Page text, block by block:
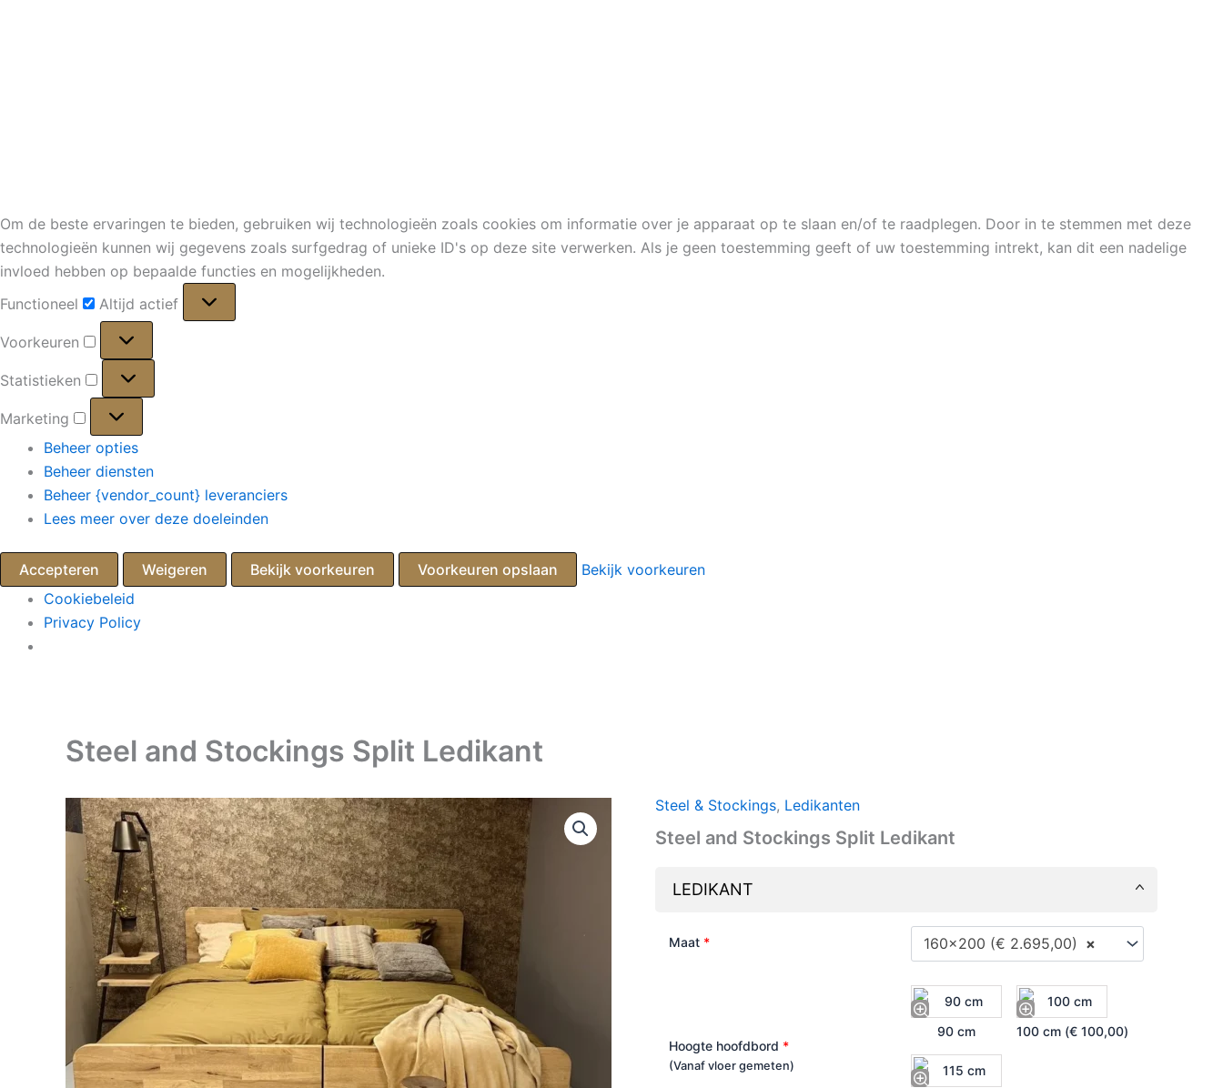
Om de beste ervaringen te bieden, gebruiken wij technologieën zoals cookies om informatie over je apparaat op te slaan en/of te raadplegen. Door in te stemmen met deze
technologieën kunnen wij gegevens zoals surfgedrag of unieke ID's op deze site verwerken. Als je geen toestemming geeft of uw toestemming intrekt, kan dit een nadelige
invloed hebben op bepaalde functies en mogelijkheden.
Functioneel
Altijd actief
Voorkeuren
Voorkeuren
Statistieken
Statistieken
Marketing
Marketing
Beheer opties
Beheer diensten
Beheer {vendor_count} leveranciers
Lees meer over deze doeleinden
Accepteren Weigeren Bekijk voorkeuren Voorkeuren opslaan
Bekijk voorkeuren
Cookiebeleid
Privacy Policy
Steel and Stockings Split Ledikant
Steel & Stockings, Ledikanten
Steel and Stockings Split Ledikant
LEDIKANT
Maat * ×
160x200 (€ 2.695,00)
Hoogte hoofdbord *
(Vanaf vloer gemeten)
90 cm 100 cm (€ 100,00)